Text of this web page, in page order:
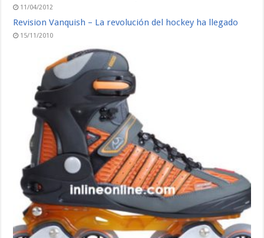
11/04/2012
Revision Vanquish – La revolución del hockey ha llegado
15/11/2010